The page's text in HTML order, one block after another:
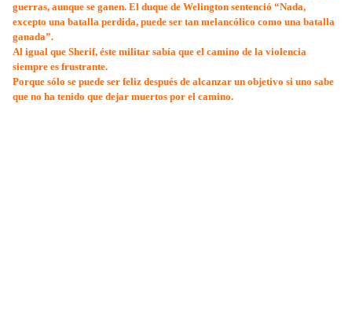
guerras, aunque se ganen. El duque de Welington sentenció “Nada,
excepto una batalla perdida, puede ser tan melancólico como una batalla
ganada”.
Al igual que Sherif, éste militar sabía que el camino de la violencia
siempre es frustrante.
Porque sólo se puede ser feliz después de alcanzar un objetivo si uno sabe
que no ha tenido que dejar muertos por el camino.